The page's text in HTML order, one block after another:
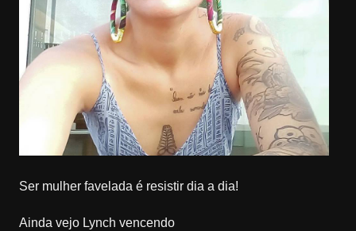
Ser mulher favelada é resistir dia a dia!
Ainda vejo Lynch vencendo